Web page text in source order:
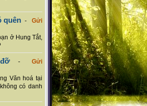
quên-Gửi
ở Hung Tắt,
-Gửi
Văn hoá tại
có danh